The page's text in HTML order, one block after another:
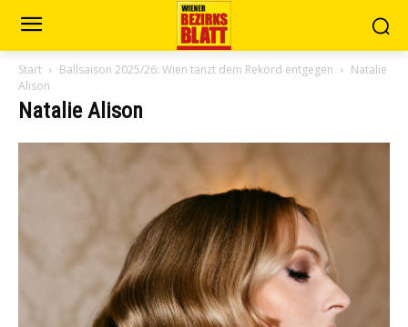
Start Ballsaison 2025/26: Wien tanzt dem Rekord entgegen
Natalie
Alison
Natalie Alison